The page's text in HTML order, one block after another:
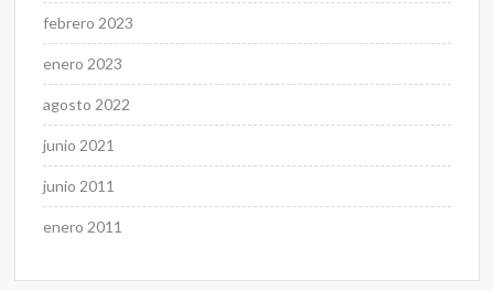
febrero 2023
enero 2023
agosto 2022
junio 2021
junio 2011
enero 2011